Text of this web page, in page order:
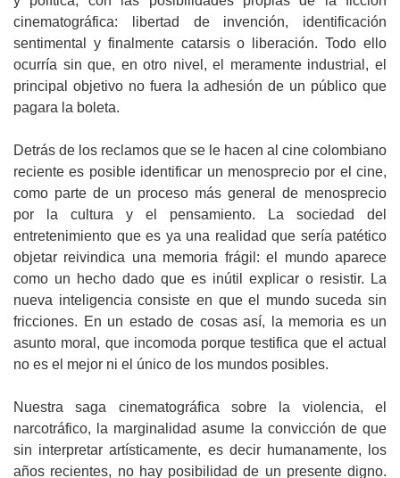
cinematográfica: libertad de invención, identificación
sentimental y finalmente catarsis o liberación. Todo ello
ocurría sin que, en otro nivel, el meramente industrial, el
principal objetivo no fuera la adhesión de un público que
pagara la boleta.
Detrás de los reclamos que se le hacen al cine colombiano
reciente es posible identificar un menosprecio por el cine,
como parte de un proceso más general de menosprecio
por la cultura y el pensamiento. La sociedad del
entretenimiento que es ya una realidad que sería patético
objetar reivindica una memoria frágil: el mundo aparece
como un hecho dado que es inútil explicar o resistir. La
nueva inteligencia consiste en que el mundo suceda sin
fricciones. En un estado de cosas así, la memoria es un
asunto moral, que incomoda porque testifica que el actual
no es el mejor ni el único de los mundos posibles.
Nuestra saga cinematográfica sobre la violencia, el
narcotráfico, la marginalidad asume la convicción de que
sin interpretar artísticamente, es decir humanamente, los
años recientes, no hay posibilidad de un presente digno.